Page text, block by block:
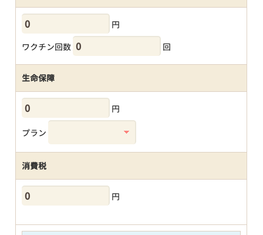
円
ワクチン回数
回
生命保障
円
プラン
消費税
円